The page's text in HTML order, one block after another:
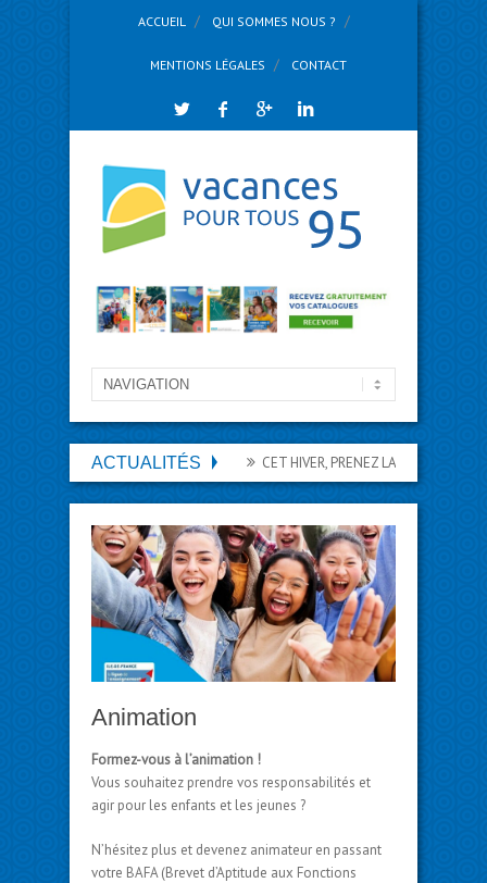
ACCUEIL QUI SOMMES NOUS ?
MENTIONS LÉGALES CONTACT
ACTUALITÉS CET HIVER, PRENEZ LA PISTE DES
Animation
Formez-vous à l’animation !
Vous souhaitez prendre vos responsabilités et
agir pour les enfants et les jeunes ?
N’hésitez plus et devenez animateur en passant
votre BAFA (Brevet d’Aptitude aux Fonctions